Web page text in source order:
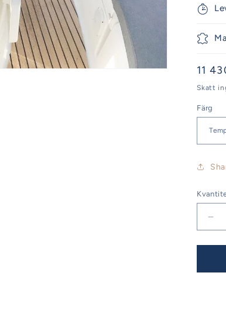
pris
11
Skatt
Färg
för
46